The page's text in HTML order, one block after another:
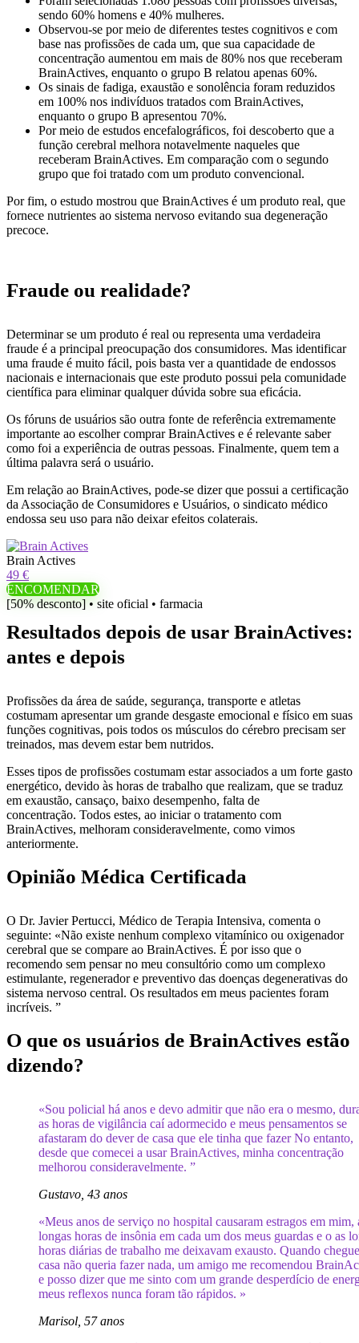
sendo 60% homens e 40% mulheres.
Observou-se por meio de diferentes testes cognitivos e com
base nas profissões de cada um, que sua capacidade de
concentração aumentou em mais de 80% nos que receberam
BrainActives, enquanto o grupo B relatou apenas 60%.
Os sinais de fadiga, exaustão e sonolência foram reduzidos
em 100% nos indivíduos tratados com BrainActives,
enquanto o grupo B apresentou 70%.
Por meio de estudos encefalográficos, foi descoberto que a
função cerebral melhora notavelmente naqueles que
receberam BrainActives. Em comparação com o segundo
grupo que foi tratado com um produto convencional.
Por fim, o estudo mostrou que BrainActives é um produto real, que
fornece nutrientes ao sistema nervoso evitando sua degeneração
precoce.
Fraude ou realidade?
Determinar se um produto é real ou representa uma verdadeira
fraude é a principal preocupação dos consumidores. Mas identificar
uma fraude é muito fácil, pois basta ver a quantidade de endossos
nacionais e internacionais que este produto possui pela comunidade
científica para eliminar qualquer dúvida sobre sua eficácia.
Os fóruns de usuários são outra fonte de referência extremamente
importante ao escolher comprar BrainActives e é relevante saber
como foi a experiência de outras pessoas. Finalmente, quem tem a
última palavra será o usuário.
Em relação ao BrainActives, pode-se dizer que possui a certificação
da Associação de Consumidores e Usuários, o sindicato médico
endossa seu uso para não deixar efeitos colaterais.
Brain Actives
49 €
ENCOMENDAR
[50% desconto] • site oficial • farmacia
Resultados depois de usar BrainActives:
antes e depois
Profissões da área de saúde, segurança, transporte e atletas
costumam apresentar um grande desgaste emocional e físico em suas
funções cognitivas, pois todos os músculos do cérebro precisam ser
treinados, mas devem estar bem nutridos.
Esses tipos de profissões costumam estar associados a um forte gasto
energético, devido às horas de trabalho que realizam, que se traduz
em exaustão, cansaço, baixo desempenho, falta de
concentração. Todos estes, ao iniciar o tratamento com
BrainActives, melhoram consideravelmente, como vimos
anteriormente.
Opinião Médica Certificada
O Dr. Javier Pertucci, Médico de Terapia Intensiva, comenta o
seguinte: «Não existe nenhum complexo vitamínico ou oxigenador
cerebral que se compare ao BrainActives. É por isso que o
recomendo sem pensar no meu consultório como um complexo
estimulante, regenerador e preventivo das doenças degenerativas do
sistema nervoso central. Os resultados em meus pacientes foram
incríveis. ”
O que os usuários de BrainActives estão
dizendo?
«Sou policial há anos e devo admitir que não era o mesmo,
as horas de vigilância caí adormecido e meus pensamentos se
afastaram do dever de casa que ele tinha que fazer No entanto,
desde que comecei a usar BrainActives, minha concentração
melhorou consideravelmente. ”
Gustavo, 43 anos
«Meus anos de serviço no hospital causaram estragos em mim,
longas horas de insônia em cada um dos meus guardas e o as
horas diárias de trabalho me deixavam exausto. Quando
casa não queria fazer nada, um amigo me recomendou
e posso dizer que me sinto com um grande desperdício de
meus reflexos nunca foram tão rápidos. »
Marisol, 57 anos